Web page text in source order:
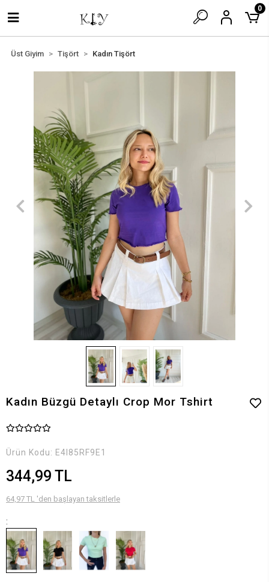
0
Üst Giyim Tişört Kadın Tişört
Kadın Büzgü Detaylı Crop Mor Tshirt
Ürün Kodu: E4I85RF9E1
344,99 TL
64,97 TL 'den başlayan taksitlerle
: